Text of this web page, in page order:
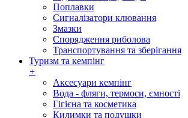
Поплавки
Сигналізатори клювання
Змазки
Спорядження риболова
Транспортування та зберігання
Туризм та кемпінг
+
Аксесуари кемпінг
Вода - фляги, термоси, ємності
Гігієна та косметика
Килимки та подушки